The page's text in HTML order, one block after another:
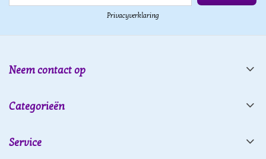
Privacyverklaring
Neem contact op
Categorieën
Service